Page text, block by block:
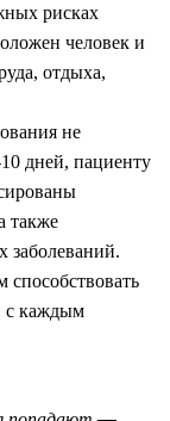
рисках
человек и
отдыха,
не
дней, пациенту
также
заболеваний.
способствовать
с каждым